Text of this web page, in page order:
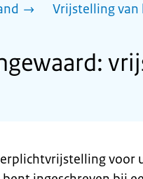
Vrijstelling van
voor